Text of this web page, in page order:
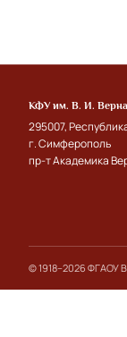
КФУ им. В. И.
295007,
г. Симферополь
пр-т Академика
© 1918–2026 ФГАОУ